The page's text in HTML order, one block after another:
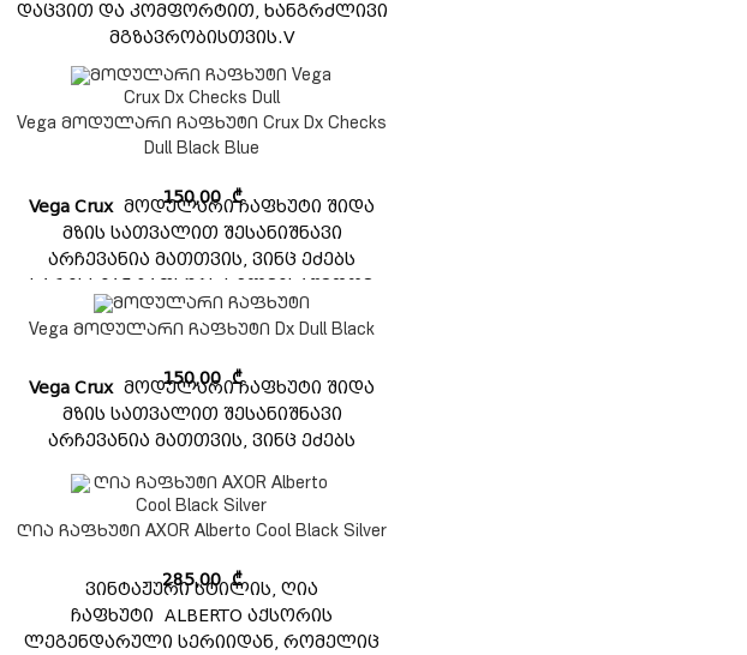
დაცვით და კომფორტით, ხანგრძლივი
მგზავრობისთვის.V
Vega მოდულარი ჩაფხუტი Crux Dx Checks
Dull Black Blue
150,00₾
Vega Cruxმოდულარი ჩაფხუტი შიდა
მზის სათვალით შესანიშნავი
არჩევანია მათთვის, ვინც ეძებს
ხარისხიან ჩაფხუტს ხელმისაწვდომ
ფასად. ეს ჩაფხუტი აღჭურვილია
მოდულარული დიზაინით, რომელიც
მარტივი გამოსაყენებელია და
უზრუნველყოფს შესანიშნავ მორგებას.
აკმაყოფილებს ISI, DOT უსაფრთხოების
სტანდარტს.
Vega მოდულარი ჩაფხუტი Dx Dull Black
150,00₾
Vega Cruxმოდულარი ჩაფხუტი შიდა
მზის სათვალით შესანიშნავი
არჩევანია მათთვის, ვინც ეძებს
ფასად. ეს ჩაფხუტი აღჭურვილია
მოდულარული დიზაინით, რომელიც
უზრუნველყოფს შესანიშნავ მორგებას.
აკმაყოფილებს ISI, DOT უსაფრთხოების
სტანდარტს.
ღია ჩაფხუტი AXOR Alberto Cool Black Silver
285,00₾
ვინტაჟური სტილის, ღია
ჩაფხუტი ALBERTO აქსორის
ლეგენდარული სერიიდან, რომელიც